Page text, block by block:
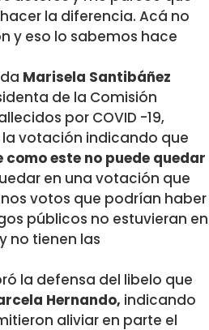
la diferencia. Acá no
y eso lo sabemos hace
Marisela Santibáñez
de la Comisión
por COVID -19,
votación indicando que
este no puede quedar
en una votación que
votos que podrían haber
públicos no estuvieran en
no tienen las
la defensa del libelo que
Hernando, indicando
aliviar en parte el